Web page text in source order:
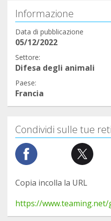
Informazione
Data di pubblicazione
05/12/2022
Settore:
Difesa degli animali
Paese:
Francia
Condividi sulle tue
Copia incolla la URL
https://